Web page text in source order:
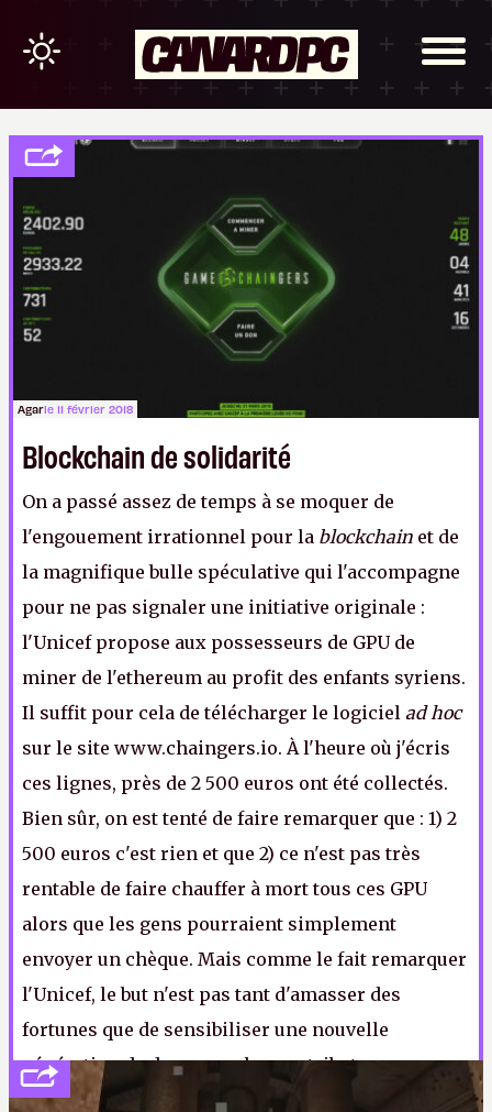
Agarle 11 février 2018
Blockchain de solidarité
On a passé assez de temps à se moquer de
l'engouement irrationnel pour la blockchain et de
la magnifique bulle spéculative qui l'accompagne
pour ne pas signaler une initiative originale :
l'Unicef propose aux possesseurs de GPU de
miner de l'ethereum au profit des enfants syriens.
Il suffit pour cela de télécharger le logiciel ad hoc
sur le site www.chaingers.io. À l'heure où j'écris
ces lignes, près de 2 500 euros ont été collectés.
Bien sûr, on est tenté de faire remarquer que : 1) 2
500 euros c'est rien et que 2) ce n'est pas très
rentable de faire chauffer à mort tous ces GPU
alors que les gens pourraient simplement
envoyer un chèque. Mais comme le fait remarquer
l'Unicef, le but n'est pas tant d'amasser des
fortunes que de sensibiliser une nouvelle
génération de donneurs, les contributeurs
réguliers aux ONG ayant tendance à se faire vieux.